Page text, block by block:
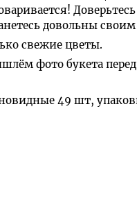
довольны
свежие цветы.
фото букета
49 шт,